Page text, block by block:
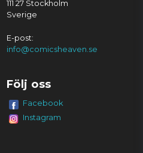
111 27 Stockholm
Sverige
E-post:
info@comicsheaven.se
Följ oss
Facebook
Instagram